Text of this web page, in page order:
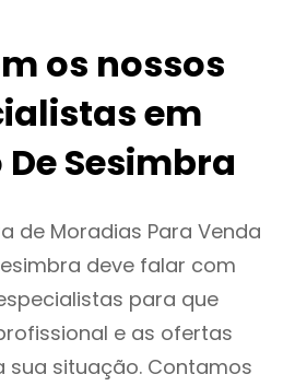
os nossos
em
Sesimbra
de Moradias Para Venda
deve falar com
para que
e as ofertas
sua situação. Contamos